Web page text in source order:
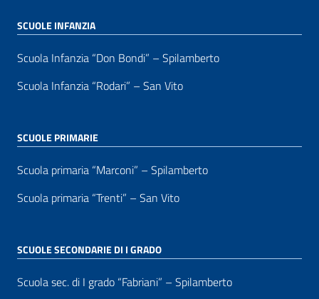
SCUOLE INFANZIA
Scuola Infanzia “Don Bondi” – Spilamberto
Scuola Infanzia “Rodari” – San Vito
SCUOLE PRIMARIE
Scuola primaria “Marconi” – Spilamberto
Scuola primaria “Trenti” – San Vito
SCUOLE SECONDARIE DI I GRADO
Scuola sec. di I grado “Fabriani” – Spilamberto